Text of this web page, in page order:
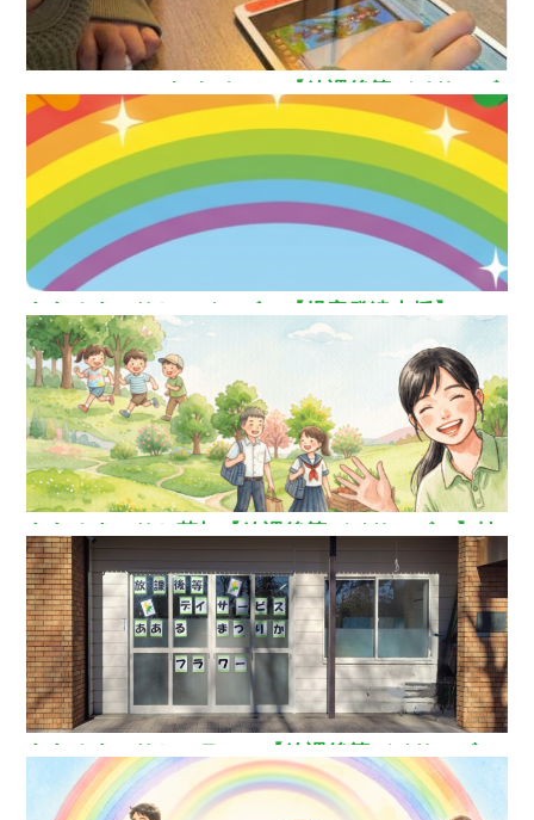
How nice（ハウ ナイス）!【放課後等デイサービ
ス】
ああるまつりかレインボー【児童発達支援】
ああるまつりか草加【放課後等デイサービス】埼
玉県草加市
ああるまつりかフラワー【放課後等デイサービ
ス】